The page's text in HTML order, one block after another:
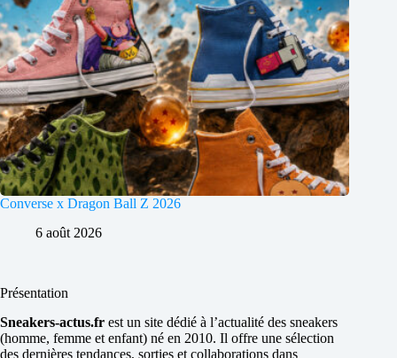
Converse x Dragon Ball Z 2026
6 août 2026
Présentation
Sneakers-actus.fr est un site dédié à l’actualité des sneakers
(homme, femme et enfant) né en 2010. Il offre une sélection
des dernières tendances, sorties et collaborations dans